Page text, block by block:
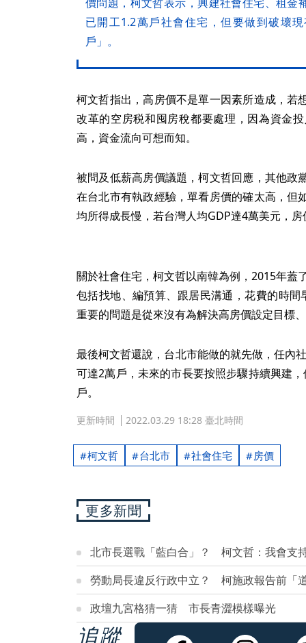
已開工1.2萬戶社會住宅，但要做到破壞
戶」。
柯文哲指出，高房價不是單一因素所造成，若
改革的空房税和囤房稅都要處理，因為資金
高，資金流向可想而知。
被問及低薪高房價議題，柯文哲回應，其他政
在台北市有執政經驗，單看房價的確太高，但
均所得成長慢，若台灣人均GDP達4萬美元，
關於社會住宅，柯文哲以南韓為例，2015年蓋
包括找地、編預算、跟居民溝通，花費的時
重要的問題是從來沒有為解決高房價設定目標
最後柯文哲還說，台北市能做的就先做，任內
可達2萬戶，未來的市長要按照步驟持續興建
戶。
更新時間 2022.03.29 18:28 臺北時間
柯文哲 台北市 社會住宅 房價
更多新聞
北市長選戰「藍白合」？ 柯文哲：我會支
勞動局長違反行政中立？ 柯施政報告前「
政壇九宮格猜一猜 市長青澀模樣曝光
追蹤